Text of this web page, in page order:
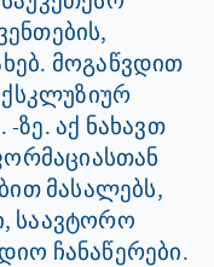
მოგაწვდით
ზე. აქ ნახავთ
მასალებს,
საავტორო
ჩანაწერები.